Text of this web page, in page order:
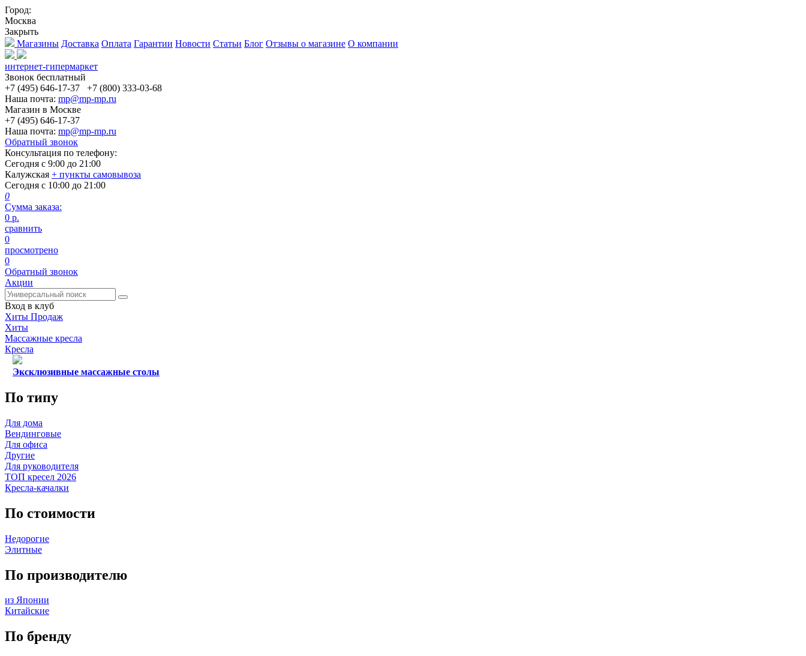
Город:
Москва
Закрыть
Магазины Доставка Оплата Гарантии Новости Статьи Блог Отзывы о магазине О компании
интернет-гипермаркет
Звонок бесплатный
+7 (495) 646-17-37
+7 (800) 333-03-68
Наша почта: mp@mp-mp.ru
Магазин в Москве
+7 (495) 646-17-37
Наша почта: mp@mp-mp.ru
Обратный звонок
Консультация по телефону:
Сегодня с 9:00 до 21:00
Калужская + пункты самовывоза
Сегодня с 10:00 до 21:00
0
Сумма заказа:
0 р.
сравнить
0
просмотрено
0
Обратный звонок
Акции
Вход в клуб
Хиты Продаж
Хиты
Массажные кресла
Кресла
Эксклюзивные массажные столы
По типу
Для дома
Вендинговые
Для офиса
Другие
Для руководителя
ТОП кресел 2026
Кресла-качалки
По стоимости
Недорогие
Элитные
По производителю
из Японии
Китайские
По бренду